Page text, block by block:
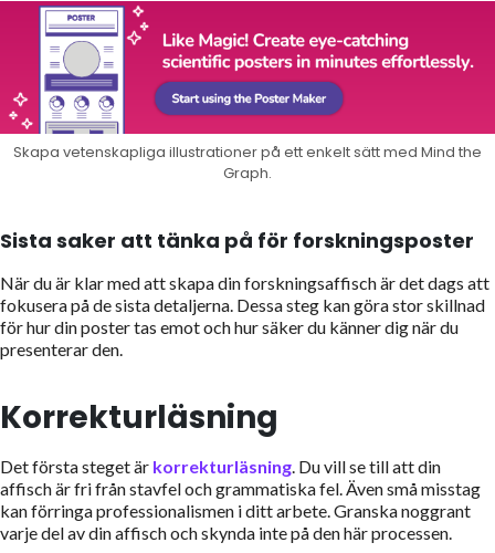
Skapa vetenskapliga illustrationer på ett enkelt sätt med Mind the
Graph.
Sista saker att tänka på för forskningsposter
När du är klar med att skapa din forskningsaffisch är det dags att
fokusera på de sista detaljerna. Dessa steg kan göra stor skillnad
för hur din poster tas emot och hur säker du känner dig när du
presenterar den.
Korrekturläsning
Det första steget är korrekturläsning . Du vill se till att din
affisch är fri från stavfel och grammatiska fel. Även små misstag
kan förringa professionalismen i ditt arbete. Granska noggrant
varje del av din affisch och skynda inte på den här processen.